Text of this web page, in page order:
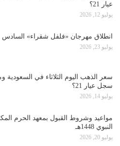
عيار 21؟
يوليو 12, 2026
انطلاق مهرجان «فلفل شقراء» السادس
يوليو 23, 2026
سعر الذهب اليوم الثلاثاء في السعودية
سجل عيار 21؟
يوليو 14, 2026
مواعيد وشروط القبول بمعهد الحرم
النبوي 1448هـ
يوليو 20, 2026